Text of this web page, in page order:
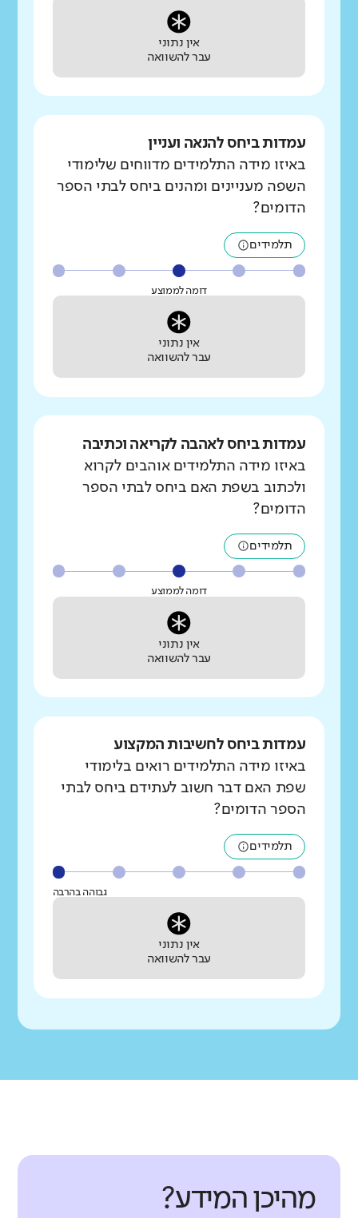
אין נתוני
עבר להשוואה
עמדות ביחס להנאה ועניין
באיזו מידה התלמידים מדווחים שלימודי
השפה מעניינים ומהנים ביחס לבתי הספר
הדומים?
תלמידים
דומה לממוצע
אין נתוני
עבר להשוואה
עמדות ביחס לאהבה לקריאה וכתיבה
באיזו מידה התלמידים אוהבים לקרוא
ולכתוב בשפת האם ביחס לבתי הספר
הדומים?
תלמידים
דומה לממוצע
אין נתוני
עבר להשוואה
עמדות ביחס לחשיבות המקצוע
באיזו מידה התלמידים רואים בלימודי
שפת האם דבר חשוב לעתידם ביחס לבתי
הספר הדומים?
תלמידים
גבוהה בהרבה
אין נתוני
עבר להשוואה
מהיכן המידע?